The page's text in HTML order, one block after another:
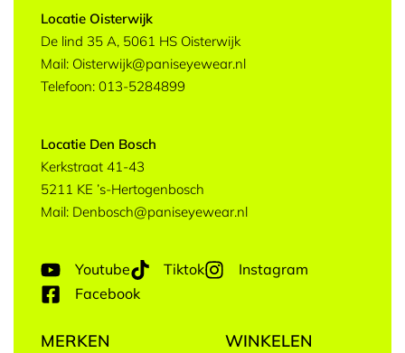
Locatie Oisterwijk
De lind 35 A, 5061 HS Oisterwijk
Mail: Oisterwijk@paniseyewear.nl
Telefoon: 013-5284899
Locatie Den Bosch
Kerkstraat 41-43
5211 KE ’s-Hertogenbosch
Mail: Denbosch@paniseyewear.nl
Youtube Tiktok
Instagram
Facebook
MERKEN WINKELEN